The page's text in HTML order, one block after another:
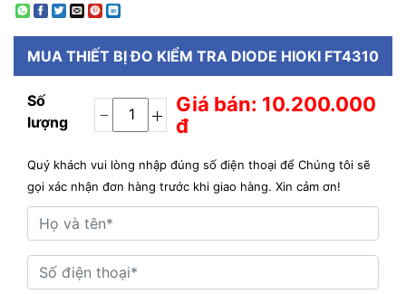
MUA THIẾT BỊ ĐO KIỂM TRA DIODE HIOKI FT4310
Số
lượng
Giá bán: 10.200.000
đ
Quý khách vui lòng nhập đúng số điện thoại để Chúng tôi sẽ
gọi xác nhận đơn hàng trước khi giao hàng. Xin cảm ơn!